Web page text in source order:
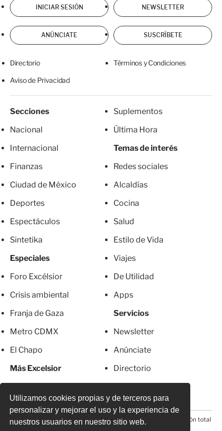
Utilizamos cookies propias y de terceros para
personalizar y mejorar el uso y la experiencia de
nuestros usuarios en nuestro sitio web.
INICIAR SESIÓN NEWSLETTER
ANÚNCIATE SUSCRÍBETE
Directorio Términos y Condiciones
Aviso de Privacidad
Secciones
Nacional
Internacional
Finanzas
Ciudad de México
Deportes
Espectáculos
Sintetika
Especiales
Foro Excélsior
Crisis ambiental
Franja de Gaza
Metro CDMX
El Chapo
Más Excelsior
Suplementos
Última Hora
Temas de interés
Redes sociales
Alcaldías
Cocina
Salud
Estilo de Vida
Viajes
De Utilidad
Apps
Servicios
Newsletter
Anúnciate
Directorio
© 2026 Todos los derechos reservados. Prohibida la reproducción total
o parcial, incluyendo cualquier medio electrónico*